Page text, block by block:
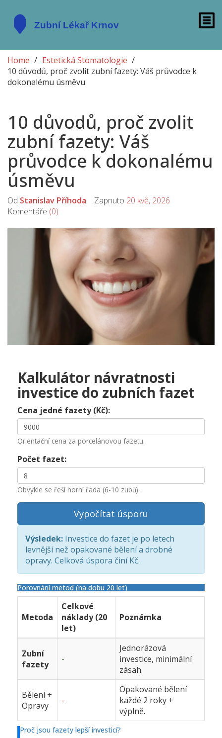
Home
Estetická Stomatologie
10 důvodů, proč zvolit zubní fazety: Váš průvodce k
dokonalému úsměvu
10 důvodů, proč zvolit
zubní fazety: Váš
průvodce k dokonalému
úsměvu
Od Stanislav Příhoda Zapnuto 20 kvě, 2026
Komentáře (0)
Kalkulátor návratnosti
investice do zubních fazet
Cena jedné fazety (Kč):
Orientační cena za porcelánovou fazetu.
Počet fazet:
Obvykle se řeší horní řada (6-10 zubů).
Vypočítat úsporu
Výsledek: Investice do fazet je po letech
levnější než opakované bělení a drobné
opravy. Celková úspora činíKč.
Porovnání metod (na dobu 20 let)
Metoda
Celkové
náklady (20
let)
Poznámka
Zubní
fazety
-
Jednorázová
investice, minimální
zásah.
Bělení +
Opravy
-
Opakované bělení
každé 2 roky +
výplně.
Proč jsou fazety lepší investicí?